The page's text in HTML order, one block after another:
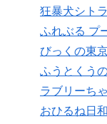
狂暴犬シト
ふれぶる プ
びっくの東
ふうとくう
ラブリーち
おひるね日和